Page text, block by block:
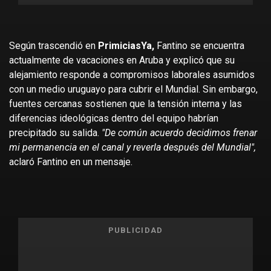
Según trascendió en PrimiciasYa, Fantino se encuentra
actualmente de vacaciones en Aruba y explicó que su
alejamiento responde a compromisos laborales asumidos
con un medio uruguayo para cubrir el Mundial. Sin embargo,
fuentes cercanas sostienen que la tensión interna y las
diferencias ideológicas dentro del equipo habrían
precipitado su salida. "De común acuerdo decidimos frenar
mi permanencia en el canal y reverla después del Mundial",
aclaró Fantino en un mensaje.
PUBLICIDAD